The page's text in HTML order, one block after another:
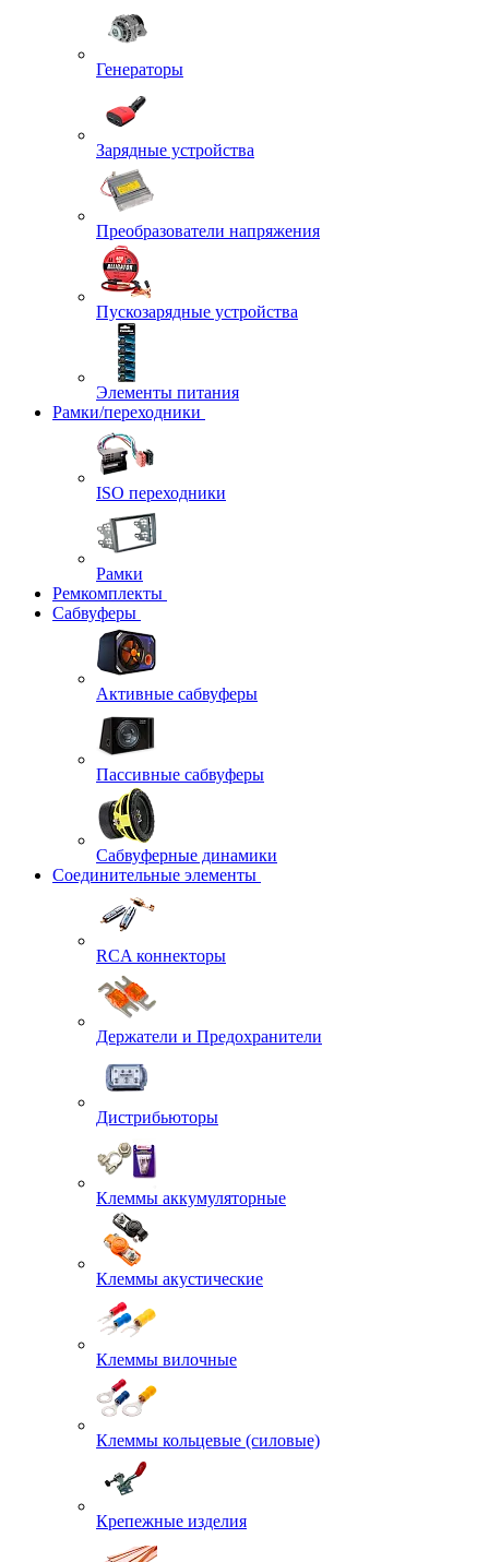
Генераторы
Зарядные устройства
Преобразователи напряжения
Пускозарядные устройства
Элементы питания
Рамки/переходники
ISO переходники
Рамки
Ремкомплекты
Сабвуферы
Активные сабвуферы
Пассивные сабвуферы
Сабвуферные динамики
Соединительные элементы
RCA коннекторы
Держатели и Предохранители
Дистрибьюторы
Клеммы аккумуляторные
Клеммы акустические
Клеммы вилочные
Клеммы кольцевые (силовые)
Крепежные изделия